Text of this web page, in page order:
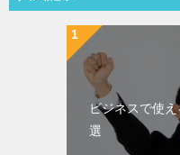
ビジネスで使
選